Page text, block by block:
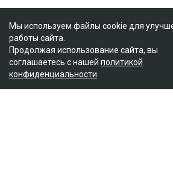
Мы используем файлы cookie для
работы сайта.
Продолжая использование сайта, вы
соглашаетесь с нашей политикой
конфиденциальности